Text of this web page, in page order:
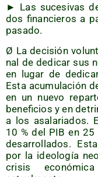
► Las suce­si­vas
dos finan­cie­ros a
pasado.
Ø La deci­sión
nal de dedi­car sus
en lugar de
Esta acu­mu­la­ción
en un nue­vo
bene­fi­cios y en
a los asa­la­ria­dos.
10 % del PIB en
desa­rro­lla­dos.
por la ideo­lo­gía
cri­sis